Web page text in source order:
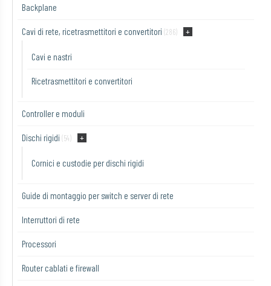
Backplane
Cavi di rete, ricetrasmettitori e convertitori (286)
Cavi e nastri
Ricetrasmettitori e convertitori
Controller e moduli
Dischi rigidi (54)
Cornici e custodie per dischi rigidi
Guide di montaggio per switch e server di rete
Interruttori di rete
Processori
Router cablati e firewall